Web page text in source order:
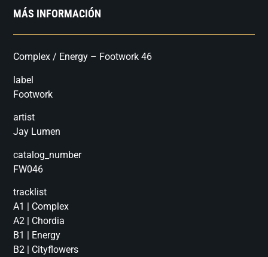
MÁS INFORMACIÓN
Complex / Energy – Footwork 46
label
Footwork
artist
Jay Lumen
catalog_number
FW046
tracklist
A1 | Complex
A2 | Chordia
B1 | Energy
B2 | Cityflowers